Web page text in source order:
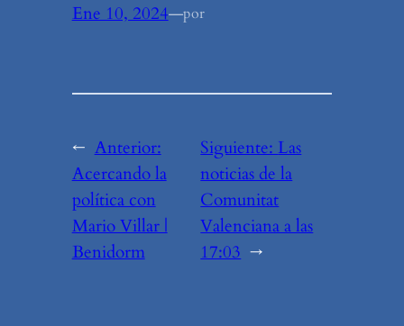
Ene 10, 2024—por
← Anterior:
Acercando la
política con
Mario Villar |
Benidorm
Siguiente: Las
noticias de la
Comunitat
Valenciana a las
17:03 →